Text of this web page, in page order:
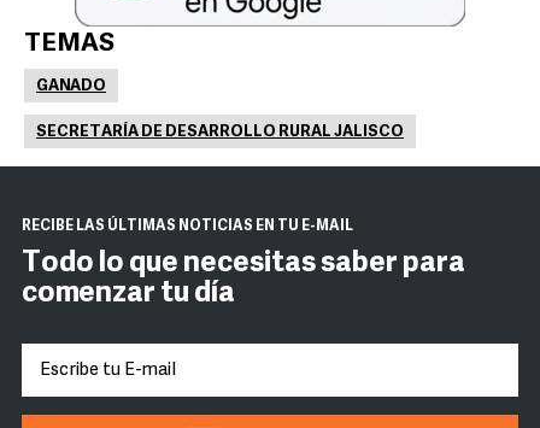
TEMAS
GANADO
SECRETARÍA DE DESARROLLO RURAL JALISCO
RECIBE LAS ÚLTIMAS NOTICIAS EN TU E-MAIL
Todo lo que necesitas saber para
comenzar tu día